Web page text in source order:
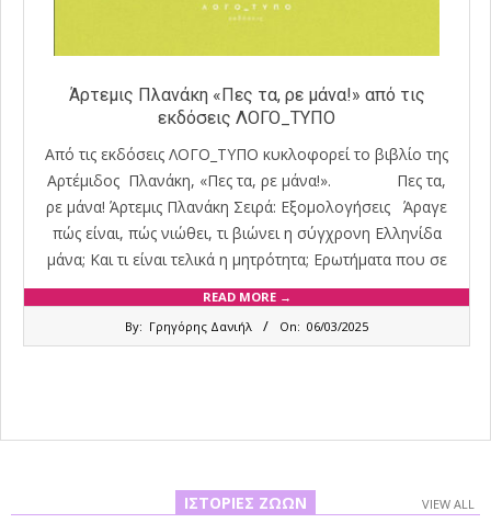
Άρτεμις Πλανάκη «Πες τα, ρε μάνα!» από τις
εκδόσεις ΛΟΓΟ_ΤΥΠΟ
Από τις εκδόσεις ΛΟΓΟ_ΤΥΠΟ κυκλοφορεί το βιβλίο της
Αρτέμιδος Πλανάκη, «Πες τα, ρε μάνα!». Πες τα,
ρε μάνα! Άρτεμις Πλανάκη Σειρά: Εξομολογήσεις Άραγε
πώς είναι, πώς νιώθει, τι βιώνει η σύγχρονη Ελληνίδα
μάνα; Και τι είναι τελικά η μητρότητα; Ερωτήματα που σε
READ MORE →
By: Γρηγόρης Δανιήλ On: 06/03/2025
ΙΣΤΟΡΊΕΣ ΖΏΩΝ VIEW ALL